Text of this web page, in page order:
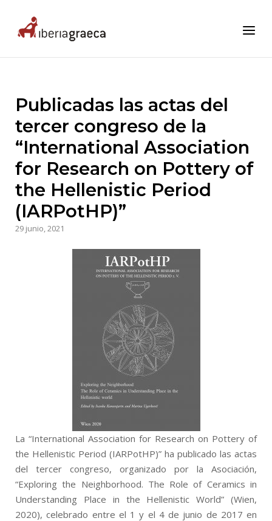
content
Home Menu
Publicadas las actas del
tercer congreso de la
“International Association
for Research on Pottery of
the Hellenistic Period
(IARPotHP)”
29 junio, 2021
La “International Association for Research on Pottery of
the Hellenistic Period (IARPotHP)” ha publicado las actas
del tercer congreso, organizado por la Asociación,
“Exploring the Neighborhood. The Role of Ceramics in
Understanding Place in the Hellenistic World” (Wien,
2020), celebrado entre el 1 y el 4 de junio de 2017 en